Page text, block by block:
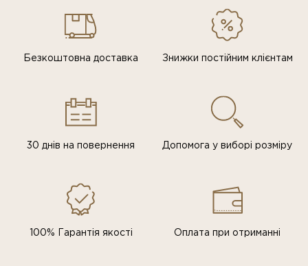
Безкоштовна доставка Знижки постiйним клiєнтам
30 днів на повернення Допомога у виборі розміру
100% Гарантія якості Оплата при отриманні